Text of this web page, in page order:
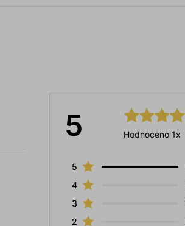
5 Hodnoceno 1x
5
4
3
2